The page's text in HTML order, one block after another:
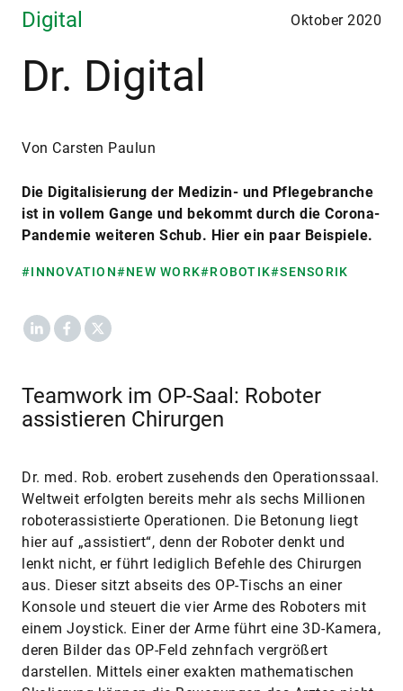
Digital Oktober 2020
Dr. Digital
Von Carsten Paulun
Die Digitalisierung der Medizin- und Pflegebranche
ist in vollem Gange und bekommt durch die Corona-
Pandemie weiteren Schub. Hier ein paar Beispiele.
#INNOVATION#NEW WORK#ROBOTIK#SENSORIK
LinkedInFacebook
X
Teamwork im OP-Saal: Roboter
assistieren Chirurgen
Dr. med. Rob. erobert zusehends den Operationssaal.
Weltweit erfolgten bereits mehr als sechs Millionen
roboterassistierte Operationen. Die Betonung liegt
hier auf „assistiert“, denn der Roboter denkt und
lenkt nicht, er führt lediglich Befehle des Chirurgen
aus. Dieser sitzt abseits des OP-Tischs an einer
Konsole und steuert die vier Arme des Roboters mit
einem Joystick. Einer der Arme führt eine 3D-Kamera,
deren Bilder das OP-Feld zehnfach vergrößert
darstellen. Mittels einer exakten mathematischen